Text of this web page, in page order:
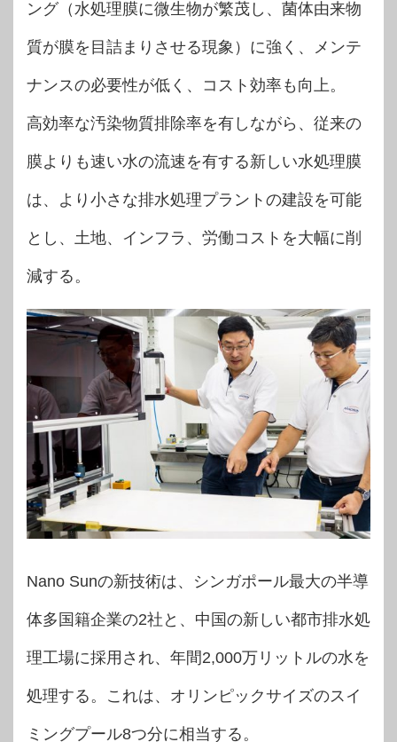
ング（水処理膜に微生物が繁茂し、菌体由来物
質が膜を目詰まりさせる現象）に強く、メンテ
ナンスの必要性が低く、コスト効率も向上。
高効率な汚染物質排除率を有しながら、従来の
膜よりも速い水の流速を有する新しい水処理膜
は、より小さな排水処理プラントの建設を可能
とし、土地、インフラ、労働コストを大幅に削
減する。
Nano Sunの新技術は、シンガポール最大の半導
体多国籍企業の2社と、中国の新しい都市排水処
理工場に採用され、年間2,000万リットルの水を
処理する。これは、オリンピックサイズのスイ
ミングプール8つ分に相当する。